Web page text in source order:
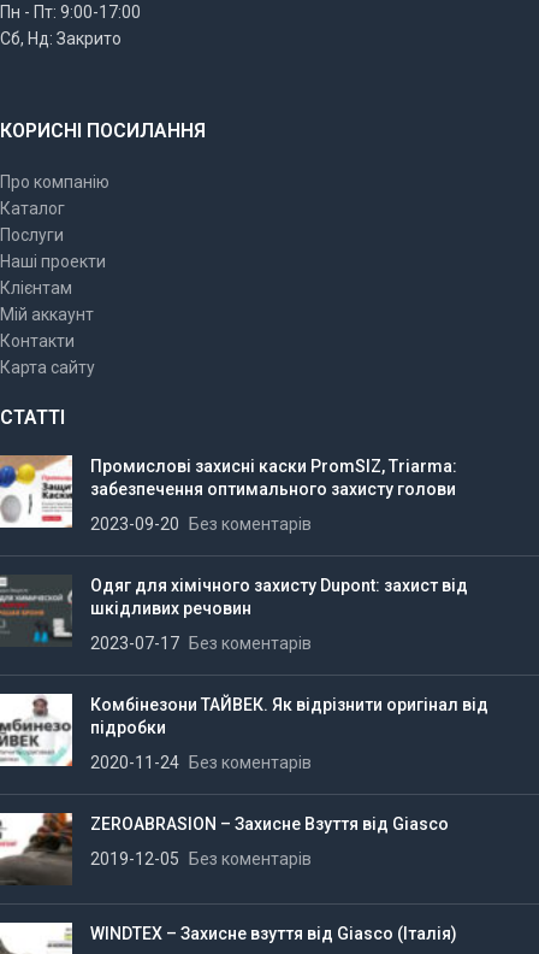
Пн - Пт: 9:00-17:00
Сб, Нд: Закрито
КОРИСНІ ПОСИЛАННЯ
Про компанію
Каталог
Послуги
Наші проекти
Клієнтам
Мій аккаунт
Контакти
Карта сайту
СТАТТІ
Промислові захисні каски PromSIZ, Triarma:
забезпечення оптимального захисту голови
2023-09-20 Без коментарів
Одяг для хімічного захисту Dupont: захист від
шкідливих речовин
2023-07-17 Без коментарів
Комбінезони ТАЙВЕК. Як відрізнити оригінал від
підробки
2020-11-24 Без коментарів
ZEROABRASION – Захисне Взуття від Giasco
2019-12-05 Без коментарів
WINDTEX – Захисне взуття від Giasco (Італія)